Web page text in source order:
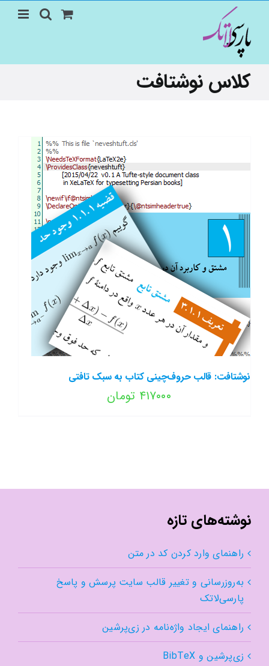
content
کلاس نوشتافت
نوشتافت: قالب حروف‌چینی کتاب به سبک تافتی
۴۱۷۰۰۰ تومان
نوشته‌های تازه
راهنمای وارد کردن کد در متن
به‌روزرسانی و تغییر قالب سایت پرسش و پاسخ
پارسی‌لاتک
راهنمای ایجاد واژه‌نامه در زی‌پرشین
زی‌پرشین و BibTeX